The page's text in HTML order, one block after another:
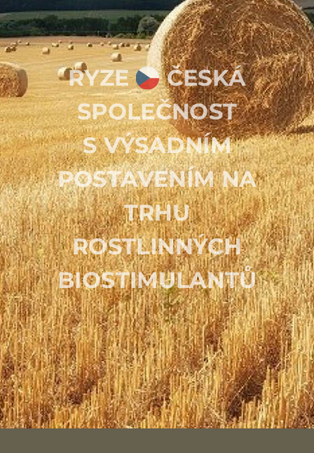
RYZE
ČESKÁ
SPOLEČNOST
SVÝSADNÍM
POSTAVENÍM NA
TRHU
ROSTLINNÝCH
BIOSTIMULANTŮ